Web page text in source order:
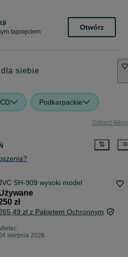
tapnięciem
Otwórz
siebie
Podkarpackie
Zobacz
SH-909 wysoki model
zł
zł z Pakietem Ochronnym
Mielec
sierpnia 2026